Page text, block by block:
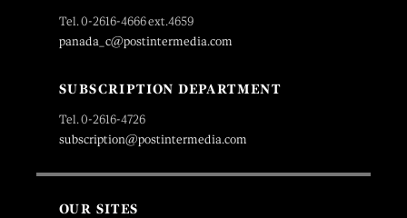
Tel. 0-2616-4666 ext.4659
panada_c@postintermedia.com
SUBSCRIPTION DEPARTMENT
Tel. 0-2616-4726
subscription@postintermedia.com
OUR SITES